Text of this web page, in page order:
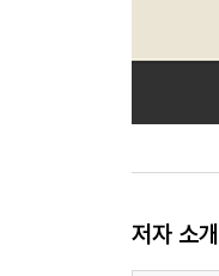
저자 소개